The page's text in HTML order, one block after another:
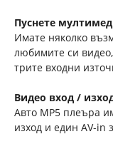
Пуснете
Имате няколко
любимите си
трите входни
Видео вход /
Авто MP5 плеъра
изход и един AV-in